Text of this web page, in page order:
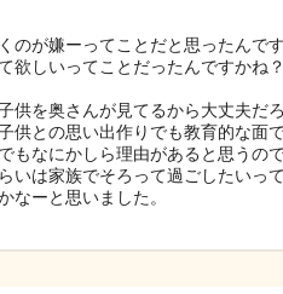
のが嫌ーってことだと思ったんで
欲しいってことだったんですかね？
供を奥さんが見てるから大丈夫だ
供との思い出作りでも教育的な面
もなにかしら理由があると思うの
いは家族でそろって過ごしたいっ
なーと思いました。